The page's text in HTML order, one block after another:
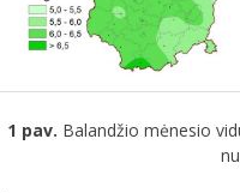
1 pav. Balandžio mėnesio